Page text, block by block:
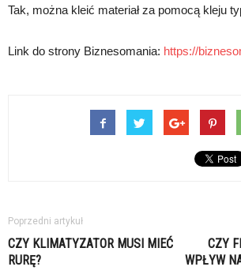
Tak, można kleić materiał za pomocą kleju
Link do strony Biznesomania: https://
Poprzedni artykuł
CZY KLIMATYZATOR MUSI MIEĆ
RURĘ?
CZY
WPŁYW